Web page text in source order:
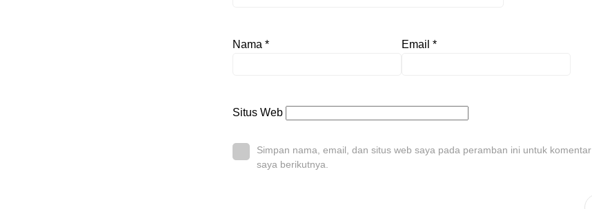
Nama * Email *
Situs Web
Simpan nama, email, dan situs web saya pada peramban ini untuk komentar
saya berikutnya.